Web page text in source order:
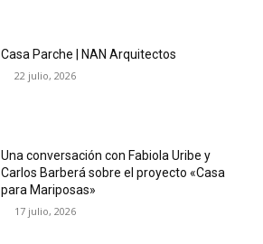
Casa Parche | NAN Arquitectos
22 julio, 2026
Una conversación con Fabiola Uribe y
Carlos Barberá sobre el proyecto «Casa
para Mariposas»
17 julio, 2026